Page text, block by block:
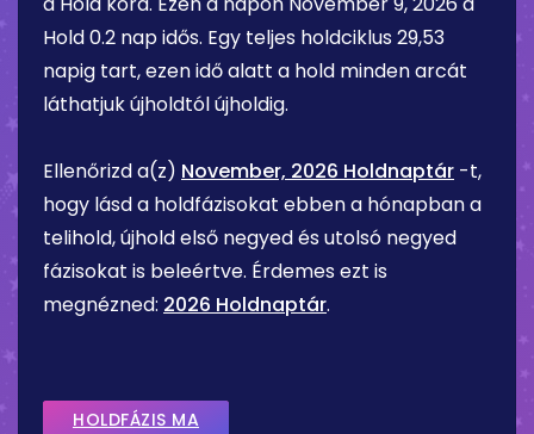
Hold0.2 napidős. Egy teljes holdciklus 29,53
napig tart, ezen idő alatt a hold minden arcát
láthatjuk újholdtól újholdig.
Ellenőrizd a(z) November, 2026 Holdnaptár -t,
hogy lásd a holdfázisokat ebben a hónapban a
telihold, újhold első negyed és utolsó negyed
fázisokat is beleértve. Érdemes ezt is
megnézned: 2026 Holdnaptár.
HOLDFÁZIS MA